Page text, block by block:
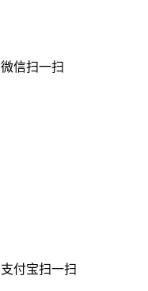
微信扫一扫
支付宝扫一扫